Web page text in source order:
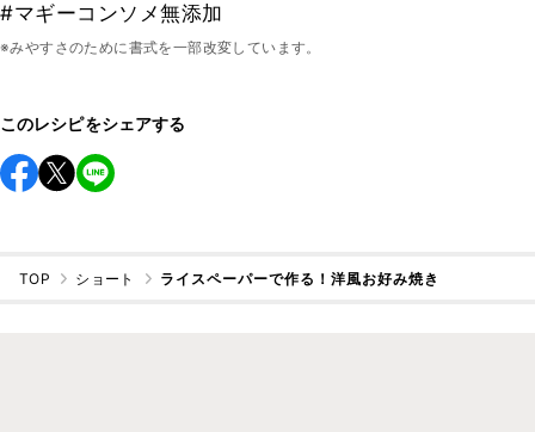
#マギーコンソメ無添加
※みやすさのために書式を一部改変しています。
このレシピをシェアする
TOP ショート ライスペーパーで作る！洋風お好み焼き